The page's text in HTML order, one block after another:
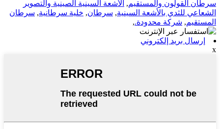
سرطان القولون والمستقيم, الأشعة السينية الصينية والتصوير
الشعاعي للثدي بالأشعة السينية, سرطان, خلية سرطانية, سرطان
المستقيم, شركة محدودة.,
إرسال بريد إلكتروني
x